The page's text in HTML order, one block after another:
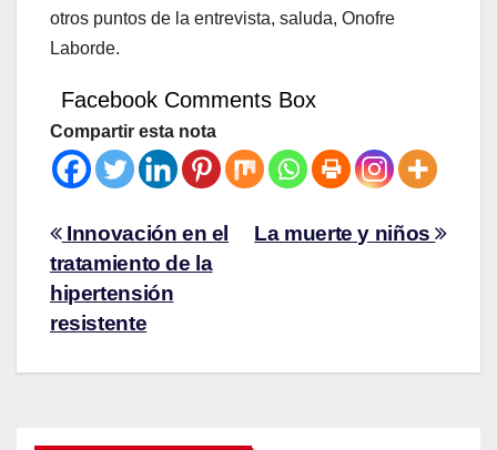
otros puntos de la entrevista, saluda, Onofre
Laborde.
Facebook Comments Box
Compartir esta nota
La muerte y niños
Innovación en el
tratamiento de la
hipertensión
resistente